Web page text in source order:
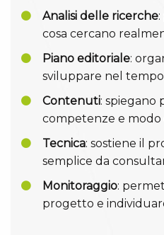
Analisi delle ricerche
cosa cercano
Piano editoriale:
sviluppare nel
Contenuti: spiegano
competenze e modo
Tecnica: sostiene il
semplice da
Monitoraggio:
progetto e